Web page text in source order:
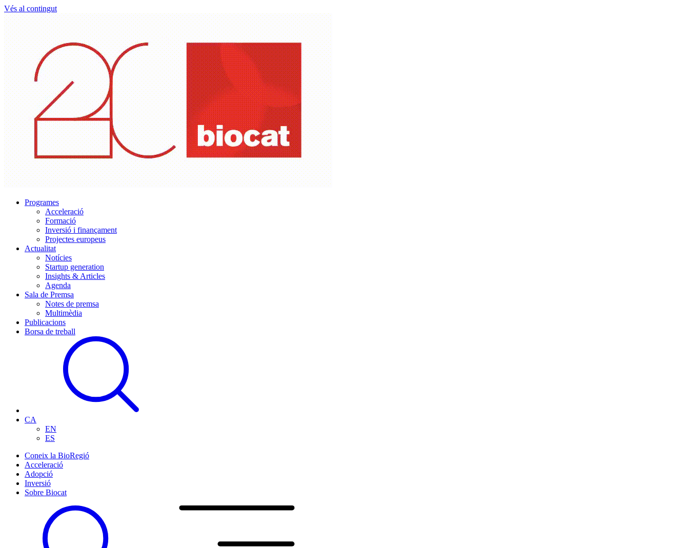
Vés al contingut
Programes
Acceleració
Formació
Inversió i finançament
Projectes europeus
Actualitat
Notícies
Startup generation
Insights & Articles
Agenda
Sala de Premsa
Notes de premsa
Multimèdia
Publicacions
Borsa de treball
CA
EN
ES
Coneix la BioRegió
Acceleració
Adopció
Inversió
Sobre Biocat